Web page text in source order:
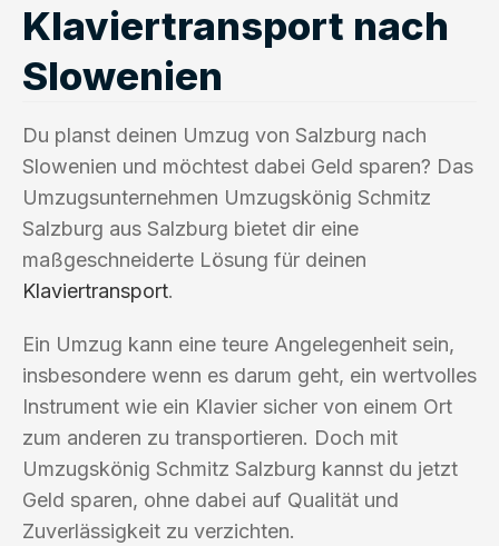
Klaviertransport nach
Slowenien
Du planst deinen Umzug von Salzburg nach
Slowenien und möchtest dabei Geld sparen? Das
Umzugsunternehmen Umzugskönig Schmitz
Salzburg aus Salzburg bietet dir eine
maßgeschneiderte Lösung für deinen
Klaviertransport.
Ein Umzug kann eine teure Angelegenheit sein,
insbesondere wenn es darum geht, ein wertvolles
Instrument wie ein Klavier sicher von einem Ort
zum anderen zu transportieren. Doch mit
Umzugskönig Schmitz Salzburg kannst du jetzt
Geld sparen, ohne dabei auf Qualität und
Zuverlässigkeit zu verzichten.